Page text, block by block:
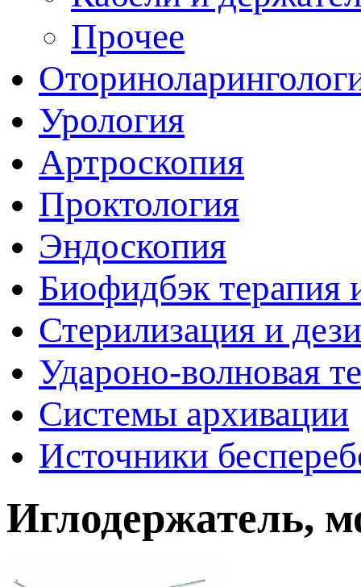
Прочее
Урология
Артроскопия
Проктология
Эндоскопия
Биофидбэк терапия
Стерилизация и
Удароно-волновая
Системы архивации
Источники
Иглодержатель,